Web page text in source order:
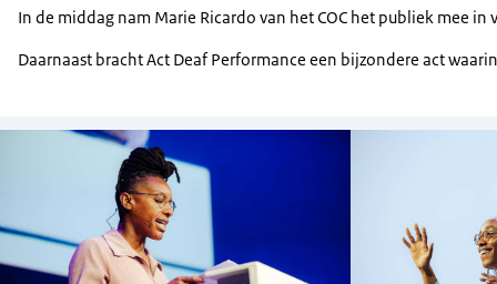
In de middag nam Marie Ricardo van het COC het publiek mee
Daarnaast bracht Act Deaf Performance een bijzondere act